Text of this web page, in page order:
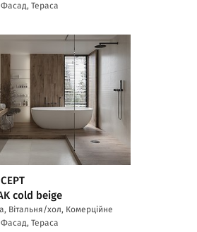
Тераса
cold beige
Вітальня/хол, Комерційне
Тераса